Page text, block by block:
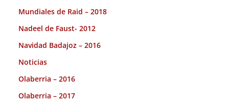
Mundiales de Raid – 2018
Nadeel de Faust- 2012
Navidad Badajoz – 2016
Noticias
Olaberria – 2016
Olaberria – 2017